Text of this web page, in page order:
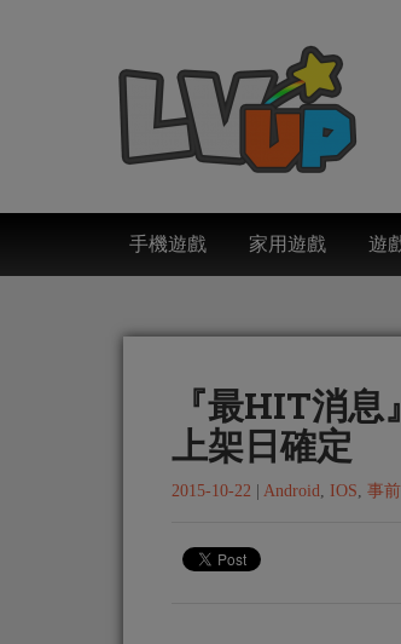
手機遊戲 家用遊戲 遊
『最HIT消
上架日確定
2015-10-22 Android, IOS, 事